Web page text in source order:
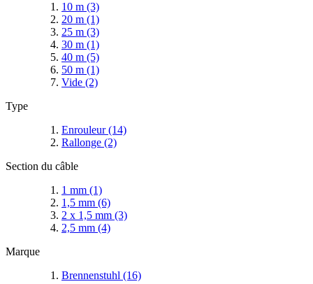
10 m (3)
20 m (1)
25 m (3)
30 m (1)
40 m (5)
50 m (1)
Vide (2)
Type
Enrouleur(14)
Rallonge (2)
Section du câble
1 mm (1)
1,5 mm (6)
2 x 1,5 mm (3)
2,5 mm (4)
Marque
Brennenstuhl (16)